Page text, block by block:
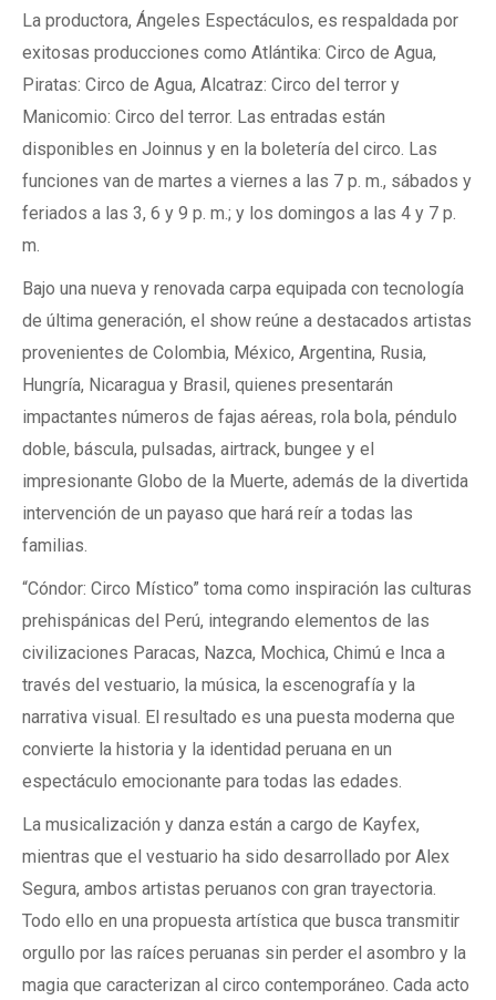
La productora, Ángeles Espectáculos, es respaldada por
exitosas producciones como Atlántika: Circo de Agua,
Piratas: Circo de Agua, Alcatraz: Circo del terror y
Manicomio: Circo del terror. Las entradas están
disponibles en Joinnus y en la boletería del circo. Las
funciones van de martes a viernes a las 7 p. m., sábados y
feriados a las 3, 6 y 9 p. m.; y los domingos a las 4 y 7 p.
m.
Bajo una nueva y renovada carpa equipada con tecnología
de última generación, el show reúne a destacados artistas
provenientes de Colombia, México, Argentina, Rusia,
Hungría, Nicaragua y Brasil, quienes presentarán
impactantes números de fajas aéreas, rola bola, péndulo
doble, báscula, pulsadas, airtrack, bungee y el
impresionante Globo de la Muerte, además de la divertida
intervención de un payaso que hará reír a todas las
familias.
“Cóndor: Circo Místico” toma como inspiración las culturas
prehispánicas del Perú, integrando elementos de las
civilizaciones Paracas, Nazca, Mochica, Chimú e Inca a
través del vestuario, la música, la escenografía y la
narrativa visual. El resultado es una puesta moderna que
convierte la historia y la identidad peruana en un
espectáculo emocionante para todas las edades.
La musicalización y danza están a cargo de Kayfex,
mientras que el vestuario ha sido desarrollado por Alex
Segura, ambos artistas peruanos con gran trayectoria.
Todo ello en una propuesta artística que busca transmitir
orgullo por las raíces peruanas sin perder el asombro y la
magia que caracterizan al circo contemporáneo. Cada acto